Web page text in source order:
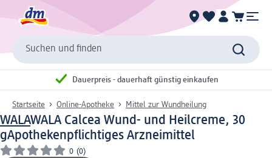
Suchen und finden
Dauerpreis - dauerhaft günstig einkaufen
Startseite Online-Apotheke Mittel zur Wundheilung
WALAWALA Calcea Wund- und Heilcreme, 30
gApothekenpflichtiges Arzneimittel
0 (0)